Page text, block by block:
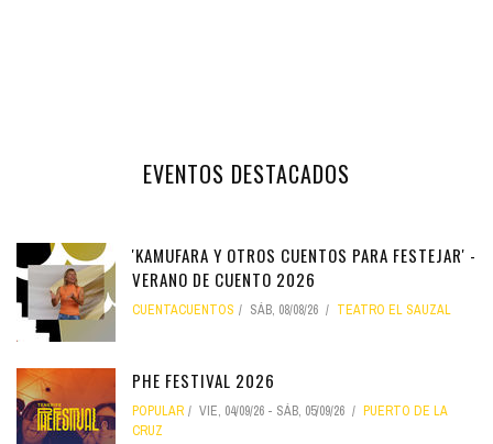
EVENTOS DESTACADOS
'KAMUFARA Y OTROS CUENTOS PARA FESTEJAR' -
VERANO DE CUENTO 2026
CUENTACUENTOS SÁB, 08/08/26 TEATRO EL SAUZAL
PHE FESTIVAL 2026
POPULAR VIE, 04/09/26 - SÁB, 05/09/26
PUERTO DE LA
CRUZ